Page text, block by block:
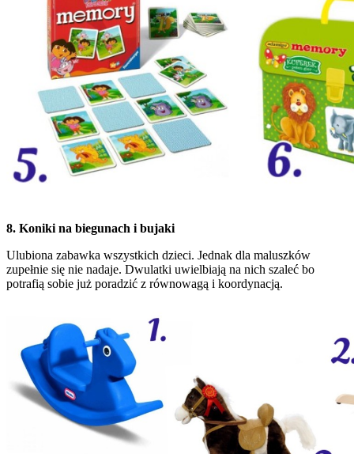
8. Koniki na biegunach i bujaki
Ulubiona zabawka wszystkich dzieci. Jednak dla maluszków
zupełnie się nie nadaje. Dwulatki uwielbiają na nich szaleć bo
potrafią sobie już poradzić z równowagą i koordynacją.